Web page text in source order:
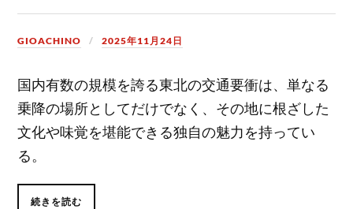
GIOACHINO 2025年11月24日
国内有数の規模を誇る東北の交通要衝は、単なる
乗降の場所としてだけでなく、その地に根ざした
文化や味覚を堪能できる独自の魅力を持ってい
る。
続きを読む